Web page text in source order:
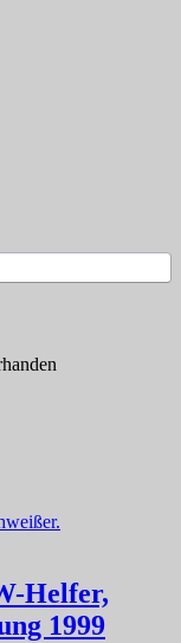
Helfer,
1999